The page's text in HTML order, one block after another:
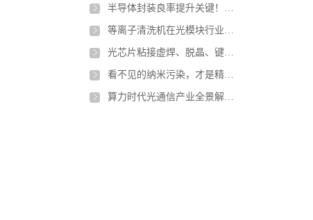
半导体封装良率提升关键！等离子清洗如何解决芯片虚焊、分层、键合不良问题
等离子清洗机在光模块行业的四大应用领域及工艺价值
光芯片粘接虚焊、脱晶、键合拉力不足？等离子预处理解决方案
看不见的纳米污染，才是精密产品老化失效的真正元凶
算力时代光通信产业全景解读｜从光芯片到光模块，国产封装制造迎来升级窗口期